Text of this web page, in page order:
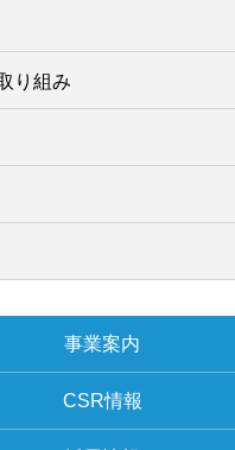
り組み
事業案内
CSR情報